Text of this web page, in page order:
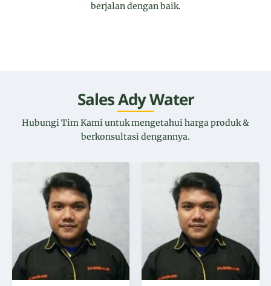
berjalan dengan baik.
Sales Ady Water
Hubungi Tim Kami untuk mengetahui harga produk &
berkonsultasi dengannya.